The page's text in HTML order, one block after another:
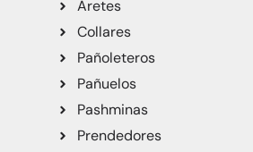
Aretes
Collares
Pañoleteros
Pañuelos
Pashminas
Prendedores